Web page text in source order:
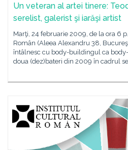
Un veteran al artei tinere:
serelist, galerist şi iarăşi artist
Marţi, 24 februarie 2009, de la ora 6
Român (Aleea Alexandru 38,
întâlnesc cu body-buildingul ca
doua (dez)bateri din 2009 în cadrul